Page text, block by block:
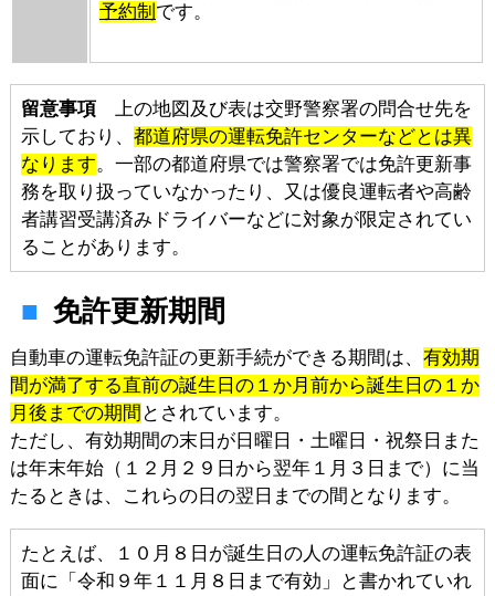
予約制 です。
留意事項上の地図及び表は交野警察署の問合せ先を
示しており、 都道府県の運転免許センターなどとは異
なります。一部の都道府県では警察署では免許更新事
務を取り扱っていなかったり、又は優良運転者や高齢
者講習受講済みドライバーなどに対象が限定されてい
ることがあります。
免許更新期間
自動車の運転免許証の更新手続ができる期間は、 有効期
間が満了する直前の誕生日の１か月前から誕生日の１か
月後までの期間 とされています。
ただし、有効期間の末日が日曜日・土曜日・祝祭日また
は年末年始（１２月２９日から翌年１月３日まで）に当
たるときは、これらの日の翌日までの間となります。
たとえば、１０月８日が誕生日の人の運転免許証の表
面に「令和９年１１月８日まで有効」と書かれていれ